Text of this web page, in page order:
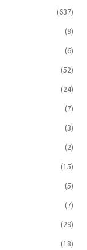
(637)
(9)
(6)
(52)
(24)
(7)
(3)
(2)
(15)
(5)
(7)
(29)
(18)